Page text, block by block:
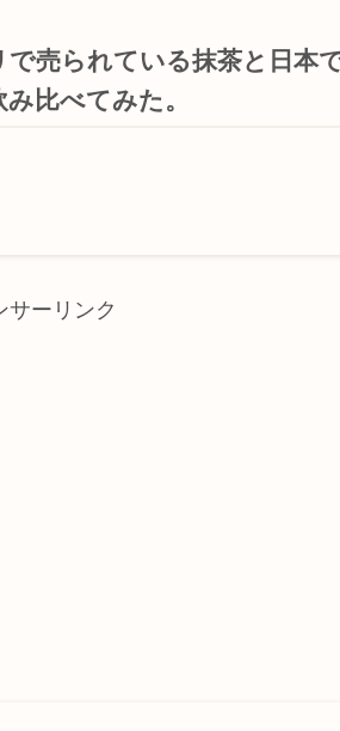
で売られている抹茶と日本
比べてみた。
サーリンク